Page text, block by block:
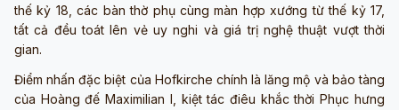
thế kỷ 18, các bàn thờ phụ cùng màn hợp xướng từ thế kỷ 17,
tất cả đều toát lên vẻ uy nghi và giá trị nghệ thuật vượt thời
gian.
Điểm nhấn đặc biệt của Hofkirche chính là lăng mộ và bảo tàng
của Hoàng đế Maximilian I, kiệt tác điêu khắc thời Phục hưng